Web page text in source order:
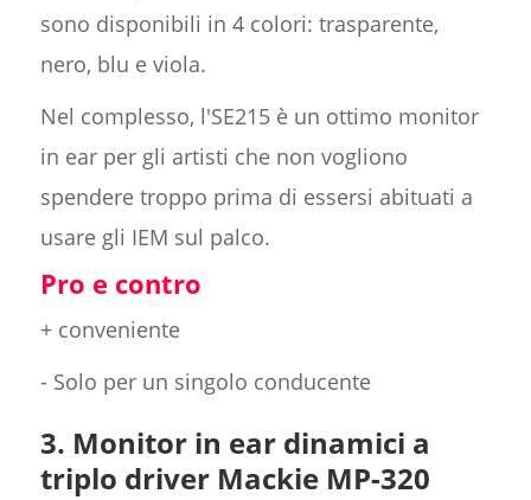
sono disponibili in 4 colori: trasparente,
nero, blu e viola.
Nel complesso, l'SE215 è un ottimo monitor
in ear per gli artisti che non vogliono
spendere troppo prima di essersi abituati a
usare gli IEM sul palco.
Pro e contro
+ conveniente
- Solo per un singolo conducente
3. Monitor in ear dinamici a
triplo driver Mackie MP-320